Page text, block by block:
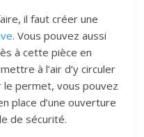
il faut créer une
. Vous pouvez aussi
à cette pièce en
à l’air d’y circuler
le permet, vous pouvez
place d’une ouverture
de sécurité.